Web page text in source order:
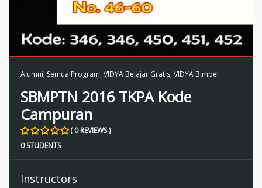
Alumni, Semua Program, VIDYA Belajar Gratis, VIDYA Bimbel
SBMPTN 2016 TKPA Kode
Campuran
( 0 REVIEWS )
0 STUDENTS
Instructors